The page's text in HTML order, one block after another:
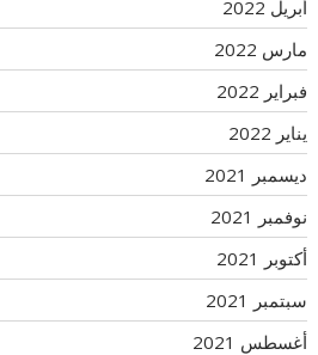
أبريل 2022
مارس 2022
فبراير 2022
يناير 2022
ديسمبر 2021
نوفمبر 2021
أكتوبر 2021
سبتمبر 2021
أغسطس 2021